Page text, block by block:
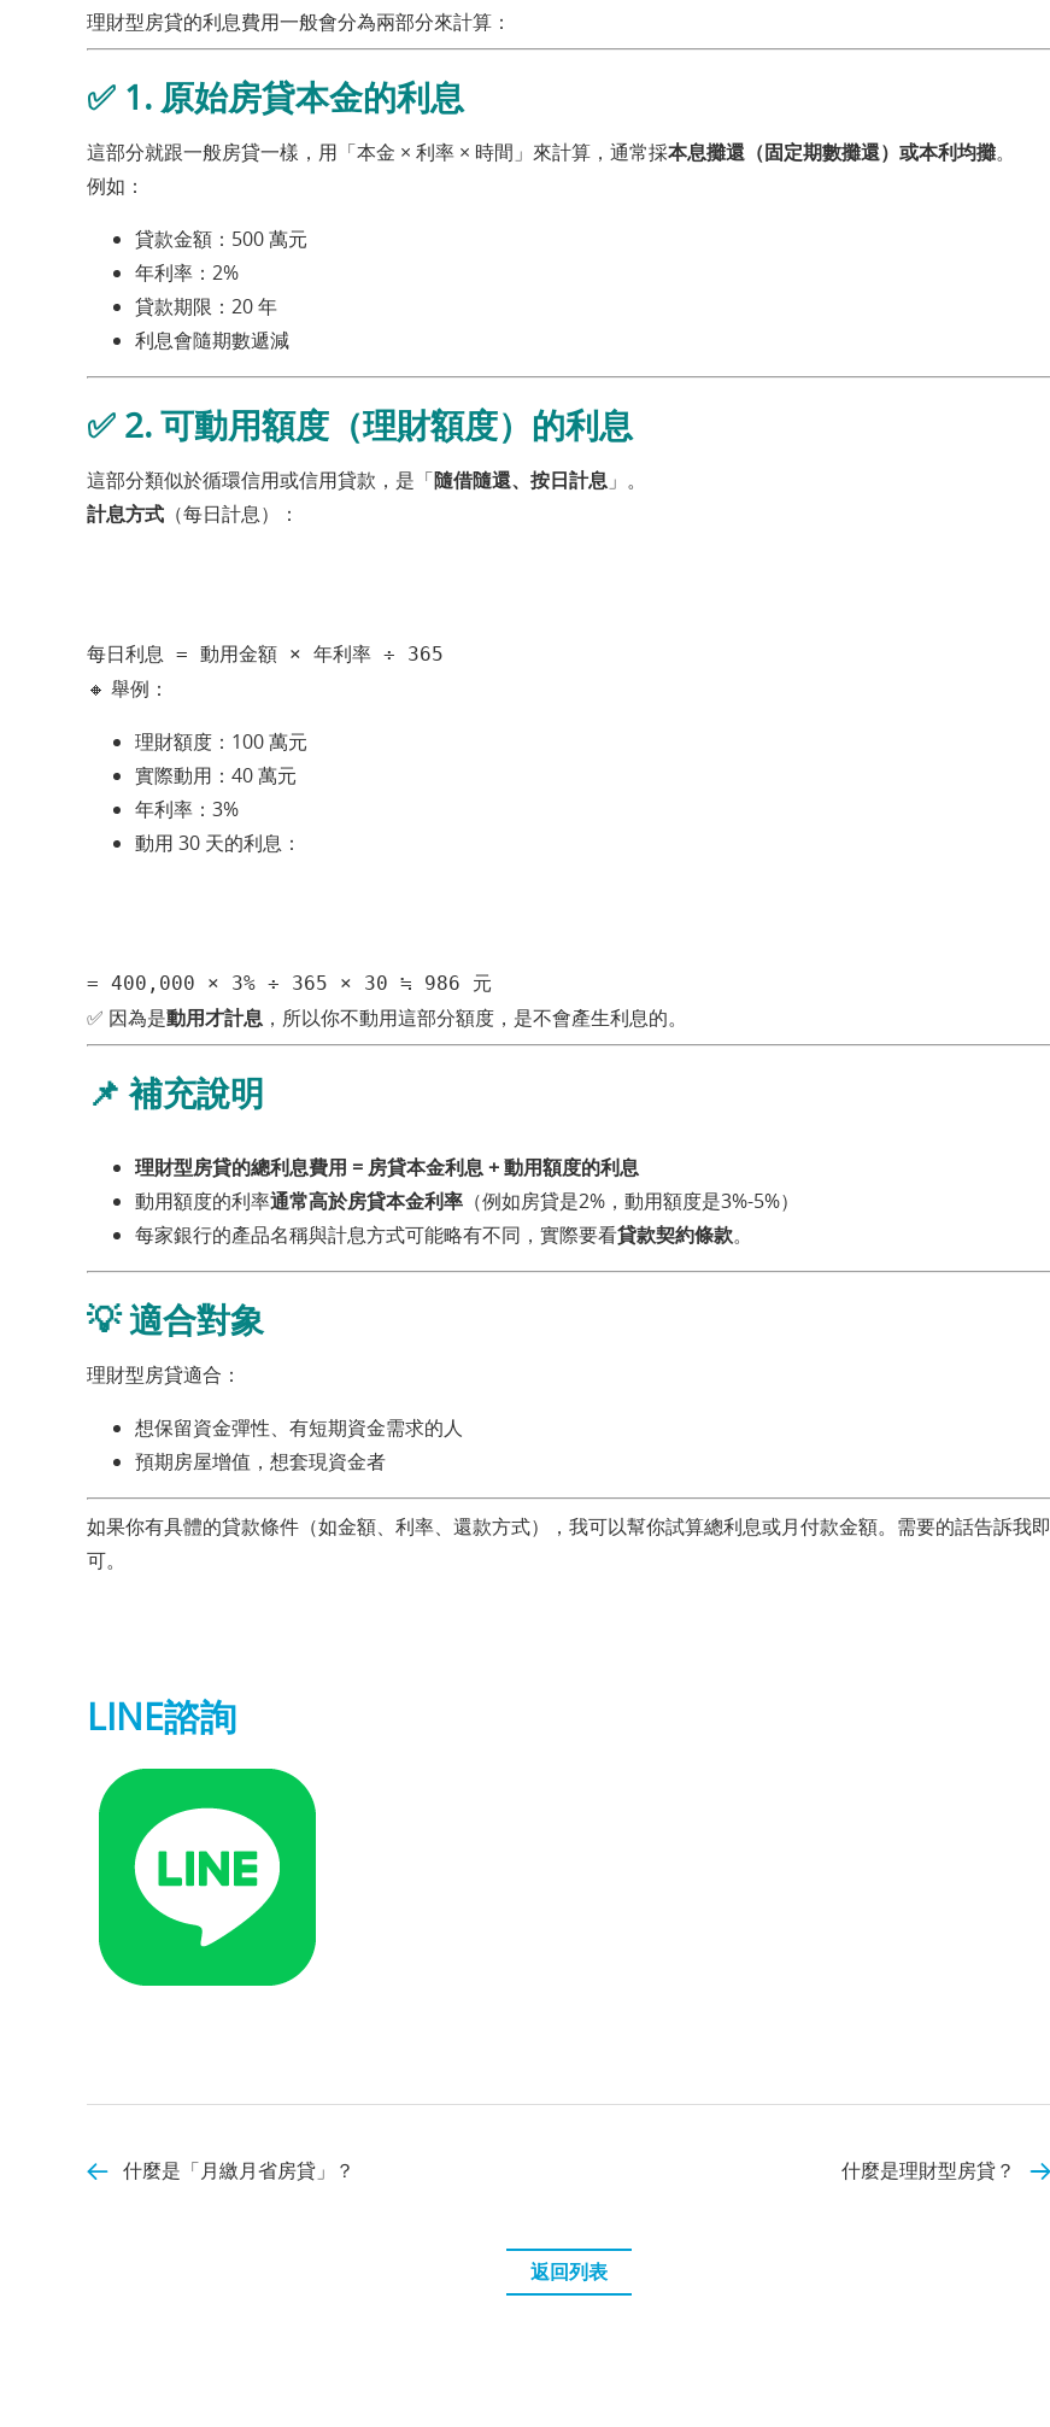
理財型房貸的利息費用一般會分為兩部分來計算：
✅ 1. 原始房貸本金的利息
這部分就跟一般房貸一樣，用「本金 × 利率 × 時間」來計算，通常採本息攤還（固定期數攤還） 或本利均攤。
例如：
貸款金額：500 萬元
年利率：2%
貸款期限：20 年
利息會隨期數遞減
✅ 2. 可動用額度（理財額度）的利息
這部分類似於循環信用或信用貸款，是「隨借隨還、按日計息 」。
計息方式 （每日計息）：
每日利息 = 動用金額 × 年利率 ÷ 365
🔸 舉例：
理財額度：100 萬元
實際動用：40 萬元
年利率：3%
動用 30 天的利息：
= 400,000 × 3% ÷ 365 × 30 ≒ 986 元
✅ 因為是動用才計息 ，所以你不動用這部分額度，是不會產生利息的。
📌補充說明
理財型房貸的總利息費用 = 房貸本金利息 + 動用額度的利息
動用額度的利率通常高於房貸本金利率 （例如房貸是2%，動用額度是3%-5%）
每家銀行的產品名稱與計息方式可能略有不同，實際要看貸款契約條款。
💡 適合對象
理財型房貸適合：
想保留資金彈性、有短期資金需求的人
預期房屋增值，想套現資金者
如果你有具體的貸款條件（如金額、利率、還款方式），我可以幫你試算總利息或月付款金額。需要的話告訴我即
可。
LINE諮詢
什麼是「月繳月省房貸」？ 什麼是理財型房貸？
返回列表